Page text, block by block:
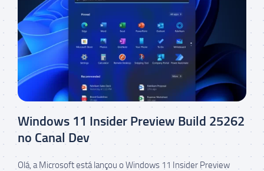
Windows 11 Insider Preview Build 25262
no Canal Dev
Olá, a Microsoft está lançou o Windows 11 Insider Preview